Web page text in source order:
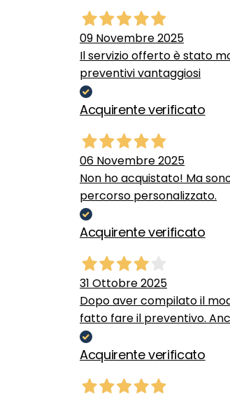
09 Novembre 2025
Il servizio offerto è stato
preventivi vantaggiosi
Acquirente verificato
06 Novembre 2025
Non ho acquistato! Ma
percorso personalizzato.
Acquirente verificato
31 Ottobre 2025
Dopo aver compilato il
fatto fare il preventivo.
Acquirente verificato